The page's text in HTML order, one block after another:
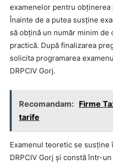
examenelor pentru
Înainte de a putea susține
să obțină un număr minim
practică. După finalizarea
solicita programarea
DRPCIV Gorj.
Recomandam: Firme
tarife
Examenul teoretic se
DRPCIV Gorj și constă într-